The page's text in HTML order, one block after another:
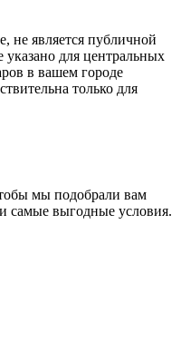
не является публичной
указано для центральных
в вашем городе
только для
мы подобрали вам
самые выгодные условия.